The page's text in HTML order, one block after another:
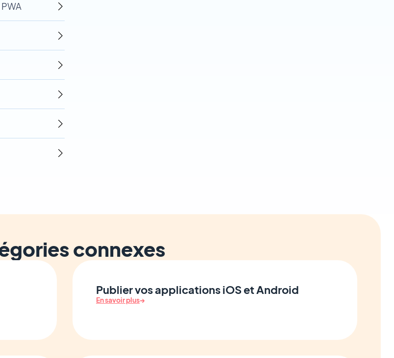
connexes
Publier vos applications iOS et Android
En savoir plus→